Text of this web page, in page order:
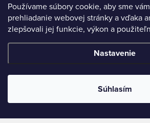
Používame súbory cookie, aby sme
prehliadanie webovej stránky a vďaka
zlepšovali jej funkcie, výkon a
Nastavenie
Súhlasím
Copyright 2026Escentaz. Všetky práva